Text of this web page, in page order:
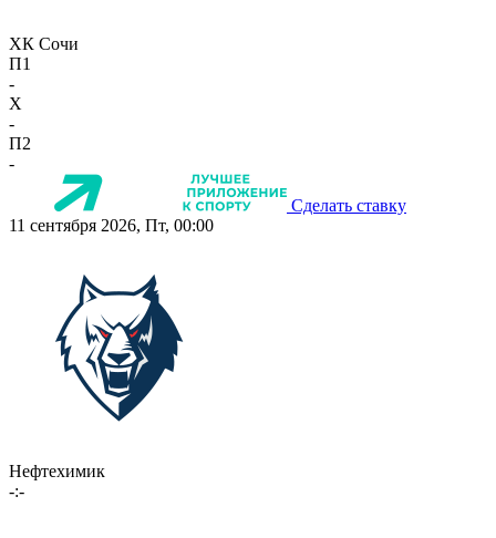
ХК Сочи
П1
-
X
-
П2
-
Сделать ставку
11 сентября 2026, Пт, 00:00
Нефтехимик
-:-